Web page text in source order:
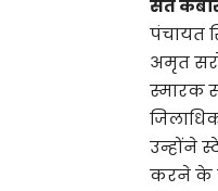
संत कबीर
पंचायत
अमृत
स्मारक
उन्होंने
करने के